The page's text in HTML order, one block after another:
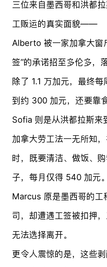
三位来自墨西哥和洪都
工贩运的真实面貌——
Alberto 被一家加拿大窗
签”的承诺招至多伦多，
除了 1.1 万加元，最终
到约 300 加元，还要靠
Sofia 则是从洪都拉斯来
加拿大劳工法一无所知
时，既要清洁、做饭、
子，每月仅得 540 加元。
Marcus 原是墨西哥的工
司，却遭遇工签被扣押
无法选择离开。
更令人震惊的是，这些